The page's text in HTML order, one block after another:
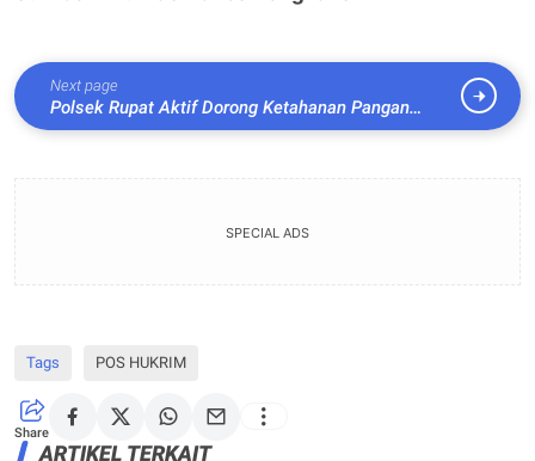
Next page
Polsek Rupat Aktif Dorong Ketahanan Pangan
melalui Koordinasi dan Silaturahmi Bersama
SPECIAL ADS
Tags POS HUKRIM
Share
ARTIKEL TERKAIT